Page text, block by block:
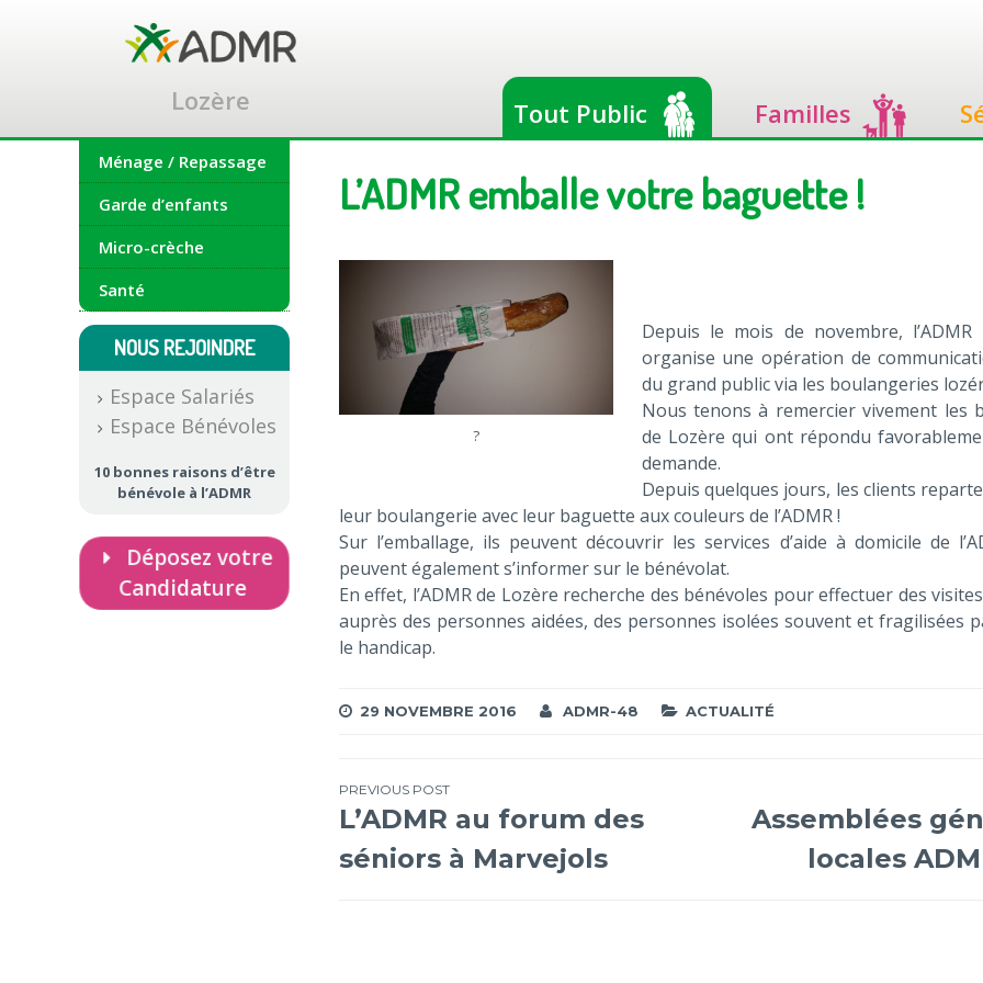
Lozère Tout Public Familles
Ménage / Repassage
Garde d’enfants
Micro-crèche
Santé
NOUS REJOINDRE
Espace Salariés
Espace Bénévoles
10 bonnes raisons d’être
bénévole à l’ADMR
Déposez votre
Candidature
L’ADMR emballe votre baguette !
?
Depuis le mois de novembre, l’ADMR
organise une opération de
du grand public via les boulangeries
Nous tenons à remercier vivement les
de Lozère qui ont répondu
demande.
Depuis quelques jours, les clients
leur boulangerie avec leur baguette aux couleurs de l’ADMR !
Sur l’emballage, ils peuvent découvrir les services d’aide à domicile de
peuvent également s’informer sur le bénévolat.
En effet, l’ADMR de Lozère recherche des bénévoles pour effectuer des
auprès des personnes aidées, des personnes isolées souvent et fragilisées
le handicap.
29 NOVEMBRE 2016 ADMR-48 ACTUALITÉ
Navigation
de
PREVIOUS POST
L’ADMR au forum des
séniors à Marvejols
Assemblées
locales